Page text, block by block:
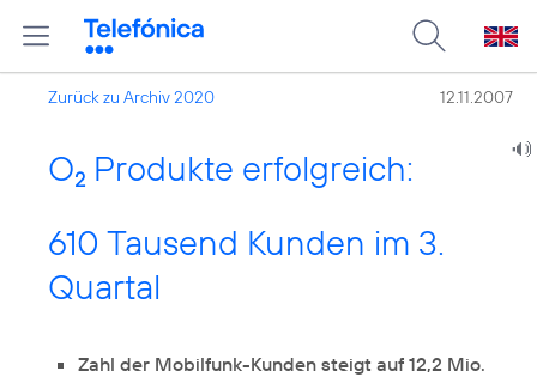
Zurück zu Archiv 2020 12.11.2007
O2 Produkte erfolgreich:
610 Tausend Kunden im 3.
Quartal
Zahl der Mobilfunk-Kunden steigt auf 12,2 Mio.